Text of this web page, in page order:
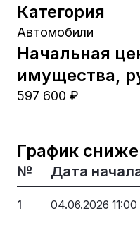
Категория
Автомобили
Начальная
имущества,
597 600 ₽
График
№ Дата
1 04.06.2026 11:00